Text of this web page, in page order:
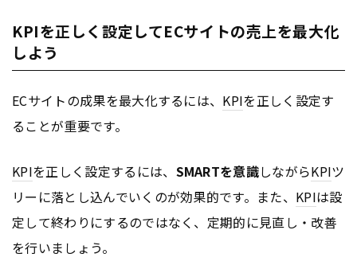
KPIを正しく設定してECサイトの売上を最大化
しよう
ECサイトの成果を最大化するには、 KPIを正しく設定す
ることが重要です。
KPIを正しく設定するには、 SMARTを意識しながらKPIツ
リーに落とし込んでいくのが効果的です。また、 KPIは設
定して終わりにするのではなく、定期的に見直し・改善
を行いましょう。